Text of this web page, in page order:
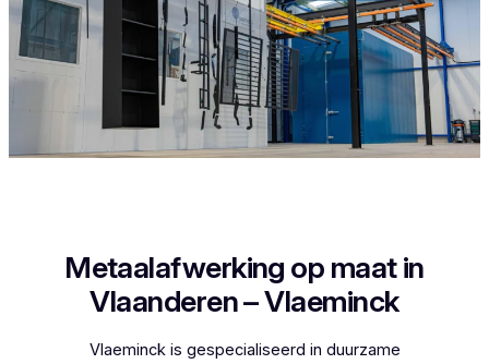
Metaalafwerking op maat in
Vlaanderen – Vlaeminck
Vlaeminck is gespecialiseerd in duurzame